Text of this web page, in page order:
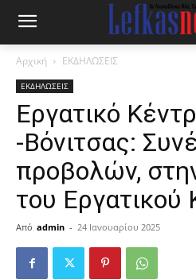
Αρχική ΕΚΔΗΛΩΣΕΙΣ
ΕΚΔΗΛΩΣΕΙΣ
Εργατικό
-Βόνιτσας:
προβολών,
του Εργατικού
Από admin - 24 Ιανουαρίου 2025